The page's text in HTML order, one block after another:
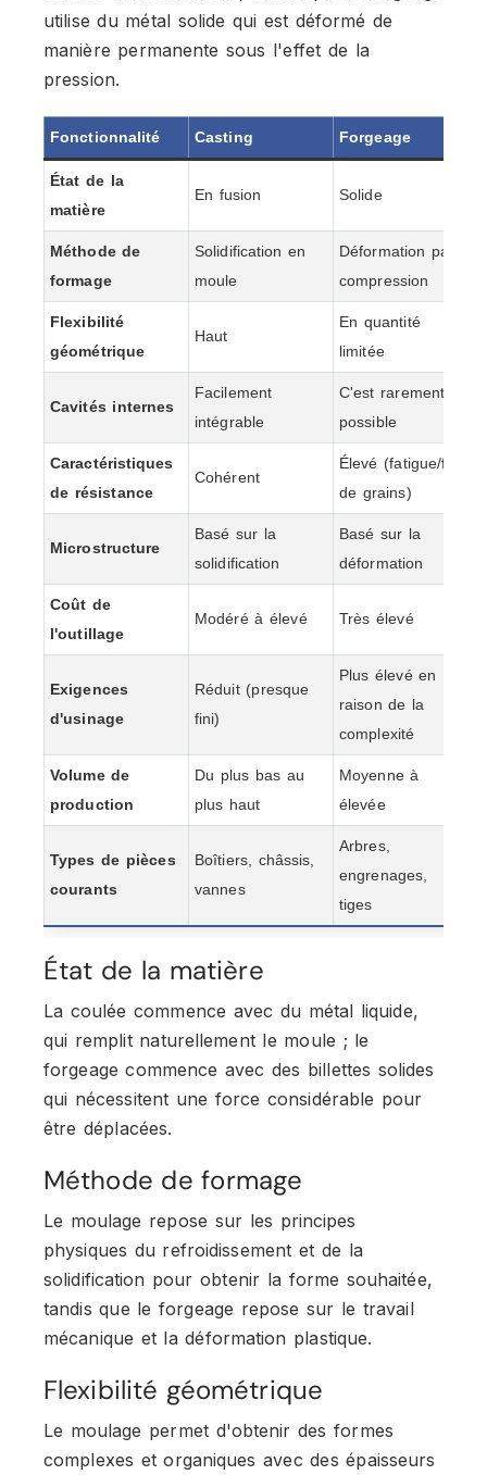
utilise du métal solide qui est déformé de
manière permanente sous l'effet de la
pression.
Fonctionnalité Casting Forgeage
État de la
matière
En fusion Solide
Méthode de
formage
Solidification en
moule
Déformation par
compression
Flexibilité
géométrique
Haut
En quantité
limitée
Cavités internes
Facilement
intégrable
C'est rarement
possible
Caractéristiques
de résistance
Cohérent
Élevé (fatigue/flux
de grains)
Microstructure
Basé sur la
solidification
Basé sur la
déformation
Coût de
l'outillage
Modéré à élevé Très élevé
Exigences
d'usinage
Réduit (presque
fini)
Plus élevé en
raison de la
complexité
Volume de
production
Du plus bas au
plus haut
Moyenne à
élevée
Types de pièces
courants
Boîtiers, châssis,
vannes
Arbres,
engrenages,
tiges
État de la matière
La coulée commence avec du métal liquide,
qui remplit naturellement le moule ; le
forgeage commence avec des billettes solides
qui nécessitent une force considérable pour
être déplacées.
Méthode de formage
Le moulage repose sur les principes
physiques du refroidissement et de la
solidification pour obtenir la forme souhaitée,
tandis que le forgeage repose sur le travail
mécanique et la déformation plastique.
Flexibilité géométrique
Le moulage permet d'obtenir des formes
complexes et organiques avec des épaisseurs